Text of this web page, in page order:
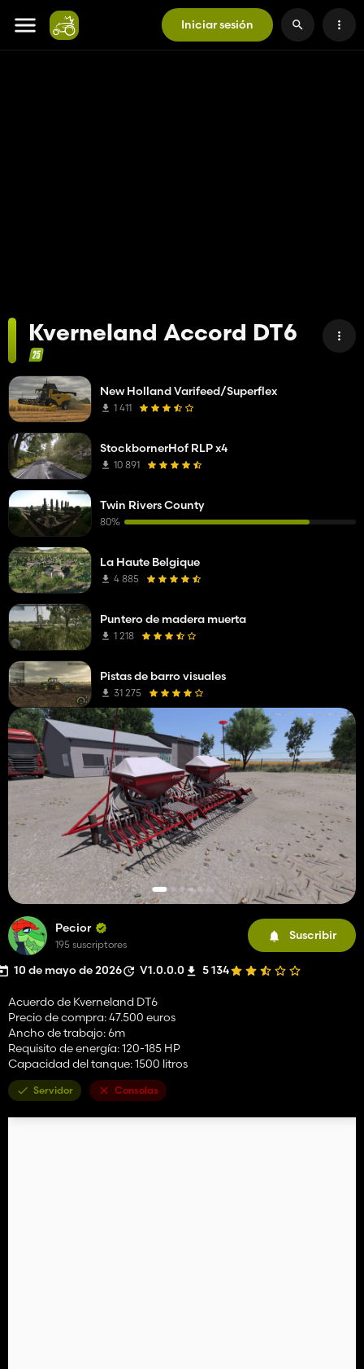
Iniciar sesión
Kverneland Accord DT6
Pecior
195 suscriptores
Suscribir
10 de mayo de 2026 V1.0.0.0 5 134
Acuerdo de Kverneland DT6
Precio de compra: 47.500 euros
Ancho de trabajo: 6m
Requisito de energía: 120-185 HP
Capacidad del tanque: 1500 litros
Servidor Consolas
New Holland Varifeed/Superflex
1 411
StockbornerHof RLP x4
10 891
Twin Rivers County
80%
La Haute Belgique
4 885
Puntero de madera muerta
1 218
Pistas de barro visuales
31 275